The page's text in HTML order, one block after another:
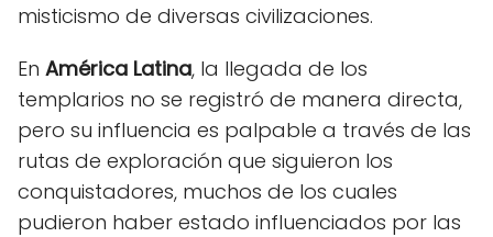
misticismo de diversas civilizaciones.
En América Latina, la llegada de los
templarios no se registró de manera directa,
pero su influencia es palpable a través de las
rutas de exploración que siguieron los
conquistadores, muchos de los cuales
pudieron haber estado influenciados por las